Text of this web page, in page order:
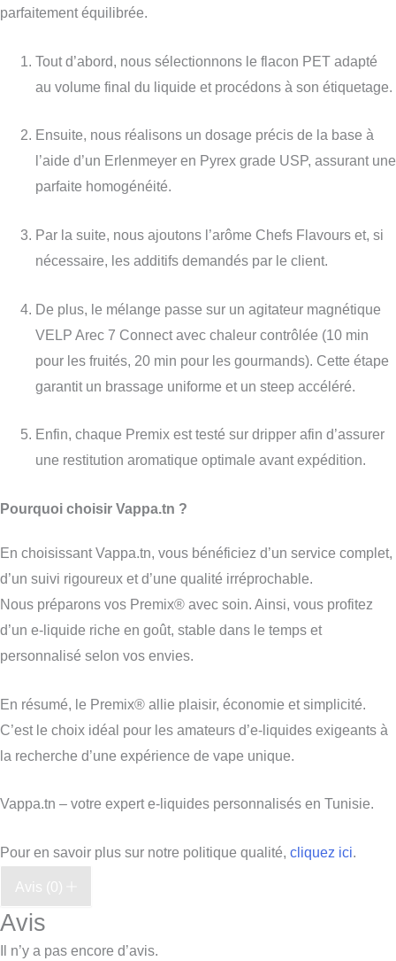
parfaitement équilibrée.
Tout d’abord, nous sélectionnons le flacon PET adapté
au volume final du liquide et procédons à son étiquetage.
Ensuite, nous réalisons un dosage précis de la base à
l’aide d’un Erlenmeyer en Pyrex grade USP, assurant une
parfaite homogénéité.
Par la suite, nous ajoutons l’arôme Chefs Flavours et, si
nécessaire, les additifs demandés par le client.
De plus, le mélange passe sur un agitateur magnétique
VELP Arec 7 Connect avec chaleur contrôlée (10 min
pour les fruités, 20 min pour les gourmands). Cette étape
garantit un brassage uniforme et un steep accéléré.
Enfin, chaque Premix est testé sur dripper afin d’assurer
une restitution aromatique optimale avant expédition.
Pourquoi choisir Vappa.tn ?
En choisissant Vappa.tn, vous bénéficiez d’un service complet,
d’un suivi rigoureux et d’une qualité irréprochable.
Nous préparons vos Premix® avec soin. Ainsi, vous profitez
d’un e-liquide riche en goût, stable dans le temps et
personnalisé selon vos envies.
En résumé, le Premix® allie plaisir, économie et simplicité.
C’est le choix idéal pour les amateurs d’e-liquides exigeants à
la recherche d’une expérience de vape unique.
Vappa.tn – votre expert e-liquides personnalisés en Tunisie.
Pour en savoir plus sur notre politique qualité, cliquez ici.
Avis (0)
Avis
Il n’y a pas encore d’avis.